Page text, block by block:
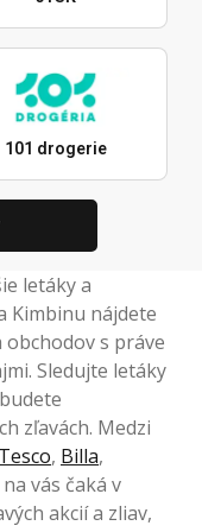
101 drogerie
letáky a
Kimbinu nájdete
s práve
Sledujte letáky
zľavách. Medzi
Tesco, Billa,
vás čaká v
akcií a zliav,